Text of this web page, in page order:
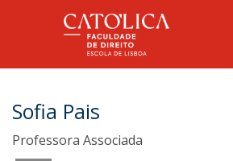
Sofia Pais
Professora Associada